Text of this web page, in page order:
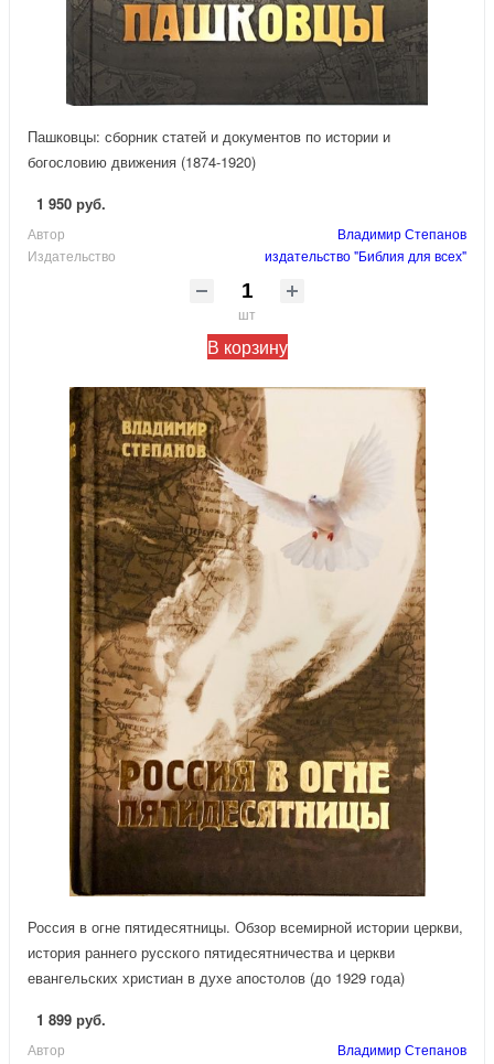
Пашковцы: сборник статей и документов по истории и
богословию движения (1874-1920)
1 950 руб.
Автор
Владимир Степанов
Издательство
издательство "Библия для всех"
шт
В корзину
Россия в огне пятидесятницы. Обзор всемирной истории церкви,
история раннего русского пятидесятничества и церкви
евангельских христиан в духе апостолов (до 1929 года)
1 899 руб.
Автор
Владимир Степанов